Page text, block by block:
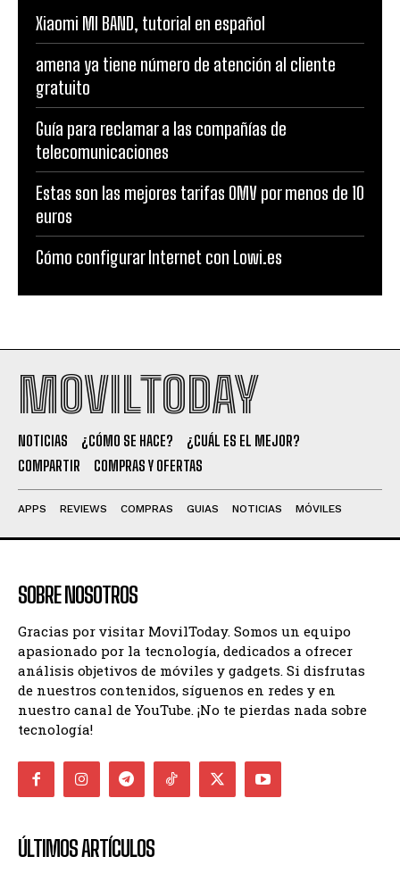
Xiaomi MI BAND, tutorial en español
amena ya tiene número de atención al cliente
gratuito
Guía para reclamar a las compañías de
telecomunicaciones
Estas son las mejores tarifas OMV por menos de 10
euros
Cómo configurar Internet con Lowi.es
MOVILTODAY
NOTICIAS ¿CÓMO SE HACE?
¿CUÁL ES EL MEJOR?
COMPARTIR
COMPRAS Y OFERTAS
APPS REVIEWS COMPRAS GUIAS NOTICIAS MÓVILES
SOBRE NOSOTROS
Gracias por visitar MovilToday. Somos un equipo
apasionado por la tecnología, dedicados a ofrecer
análisis objetivos de móviles y gadgets. Si disfrutas
de nuestros contenidos, síguenos en redes y en
nuestro canal de YouTube. ¡No te pierdas nada sobre
tecnología!
ÚLTIMOS ARTÍCULOS